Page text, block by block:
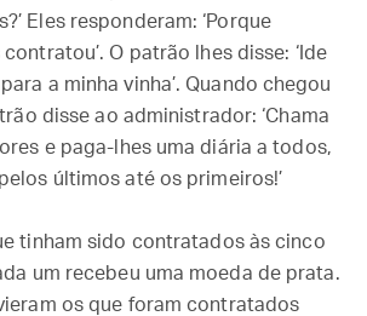
Eles responderam: ‘Porque
O patrão lhes disse: ‘Ide
a minha vinha’. Quando chegou
disse ao administrador: ‘Chama
e paga-lhes uma diária a todos,
últimos até os primeiros!’
tinham sido contratados às cinco
um recebeu uma moeda de prata.
os que foram contratados